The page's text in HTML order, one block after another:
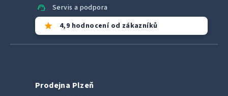
support_agent Servis a podpora
star 4,9 hodnocení od zákazníků
Prodejna Plzeň